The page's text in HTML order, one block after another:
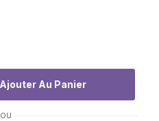
Ajouter Au Panier
OU